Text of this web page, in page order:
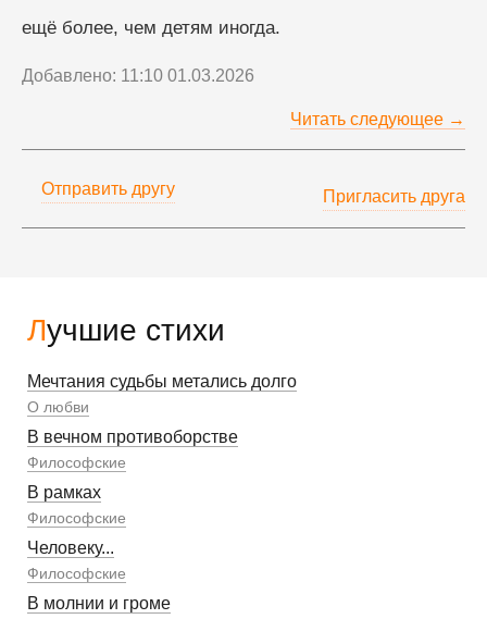
Лучшие стихи
Мечтания судьбы метались долго
О любви
В вечном противоборстве
Философские
В рамках
Философские
Человеку...
Философские
В молнии и громе
ещё более, чем детям иногда.
Добавлено: 11:10 01.03.2026
Читать следующее →
Отправить другу Пригласить друга